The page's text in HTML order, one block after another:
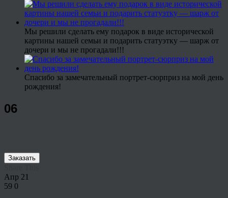
Мы решили сделать ему подарок в виде исторической
картины нашей семьи и подарить статуэтку — шарж от
дочери и мы не прогадали!!!
Спасибо за замечательный портрет-сюрприз на мой день
рождения!
06
Заказать
Апр 21
59 0